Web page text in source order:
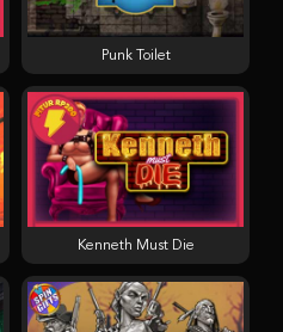
Kenneth Must Die
Punk Toilet